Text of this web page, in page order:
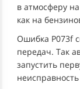
в атмосферу
как на
Ошибка P073f
передач. Так
запустить